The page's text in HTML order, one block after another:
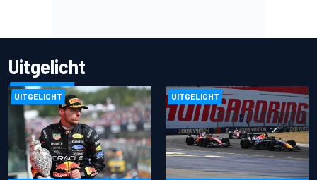
Uitgelicht
UITGELICHT UITGELICHT